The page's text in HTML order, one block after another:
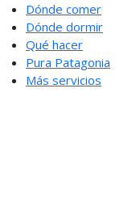
Dónde comer
Dónde dormir
Qué hacer
Pura Patagonia
Más servicios